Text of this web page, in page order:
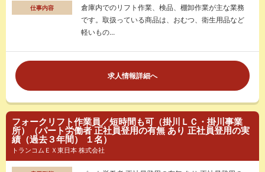
仕事内容
倉庫内でのリフト作業、検品、棚卸作業が主な業務
です。取扱っている商品は、おむつ、衛生用品など
軽いもの...
求人情報詳細へ
フォークリフト作業員／短時間も可（掛川ＬＣ・掛川事業
所）（パート労働者 正社員登用の有無 あり 正社員登用の実
績（過去３年間） １名）
トランコムＥＸ東日本 株式会社